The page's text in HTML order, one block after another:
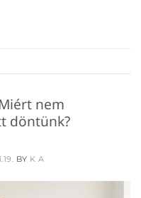
nem
döntünk?
BY K A